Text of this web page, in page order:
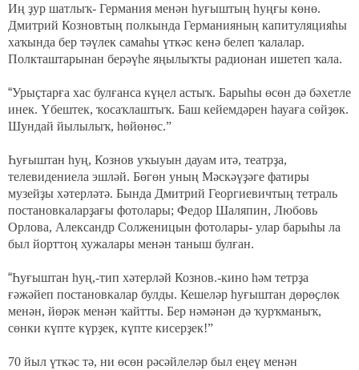
Иң ҙур шатлыҡ- Германия менән һуғыштың һуңғы көнө.
Дмитрий Козновтың полкында Германияның капитуляцияһы
хаҡында бер тәүлек самаһы үткәс кенә белеп ҡалалар.
Полкташтарынан берәүһе яңылыҡты радионан ишетеп ҡала.
“Урыҫтарға хас булғанса күңел астыҡ. Барыһы өсөн дә бәхетле
инек. Үбештек, ҡосаҡлаштыҡ. Баш кейемдәрен һауаға сөйҙөк.
Шундай йылылыҡ, һөйөнөс.”
Һуғыштан һуң, Кознов уҡыуын дауам итә, театрҙа,
телевидениела эшләй. Бөгөн уның Мәскәүҙәге фатиры
музейҙы хәтерләтә. Бында Дмитрий Георгиевичтың тетраль
постановкаларҙағы фотолары; Федор Шаляпин, Любовь
Орлова, Александр Солженицын фотолары- улар барыһы ла
был йорттоң хужалары менән таныш булған.
“Һуғыштан һуң,-тип хәтерләй Кознов.-кино һәм тетрҙа
ғәжәйеп постановкалар булды. Кешеләр һуғыштан дөрөҫлөк
менән, йөрәк менән ҡайтты. Бер нәмәнән дә ҡурҡманыҡ,
сөнки күпте күрҙек, күпте кисерҙек!”
70 йыл үткәс тә, ни өсөн рәсәйлеләр был еңеү менән